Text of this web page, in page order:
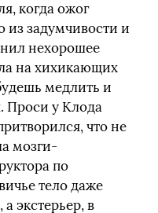
когда ожог
из задумчивости и
нехорошее
на хихикающих
медлить и
Проси у Клода
что не
мозги-
по
тело даже
экстерьер, в